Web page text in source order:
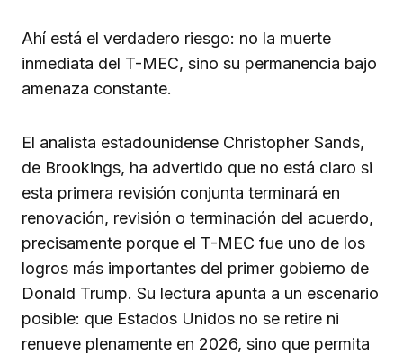
Ahí está el verdadero riesgo: no la muerte
inmediata del T-MEC, sino su permanencia bajo
amenaza constante.
El analista estadounidense Christopher Sands,
de Brookings, ha advertido que no está claro si
esta primera revisión conjunta terminará en
renovación, revisión o terminación del acuerdo,
precisamente porque el T-MEC fue uno de los
logros más importantes del primer gobierno de
Donald Trump. Su lectura apunta a un escenario
posible: que Estados Unidos no se retire ni
renueve plenamente en 2026, sino que permita